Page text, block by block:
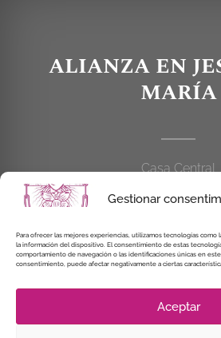
Gestionar
Para ofrecer las mejores experiencias, utilizamos tecnologías como
la información del dispositivo. El consentimiento de estas
comportamiento de navegación o las identificaciones únicas en
consentimiento, puede afectar negativamente a ciertas
Aceptar
ALIANZA EN
MARÍA
Casa Central
914 462 114